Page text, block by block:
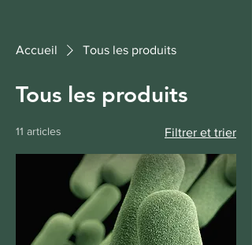
Accueil Tous les produits
Tous les produits
11 articles Filtrer et trier